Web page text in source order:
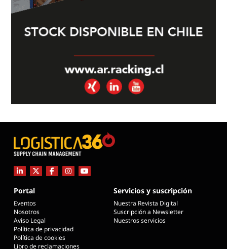
Portal
Eventos
Nosotros
Aviso Legal
Política de privacidad
Política de cookies
Libro de reclamaciones
Servicios y suscripción
Nuestra Revista Digital
Suscripción a Newsletter
Nuestros servicios